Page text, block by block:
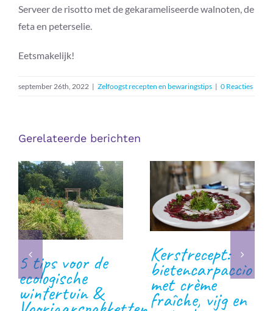
Serveer de risotto met de gekarameliseerde walnoten, de
feta en peterselie.
Eetsmakelijk!
september 26th, 2022 | Zelfoogst recepten en bewaringstips | 0 Reacties
Gerelateerde berichten
5 tips voor de
ecologische
wintertuin &
Kerstrecept:
bietencarpaccio
met crème
fraîche, vijg en